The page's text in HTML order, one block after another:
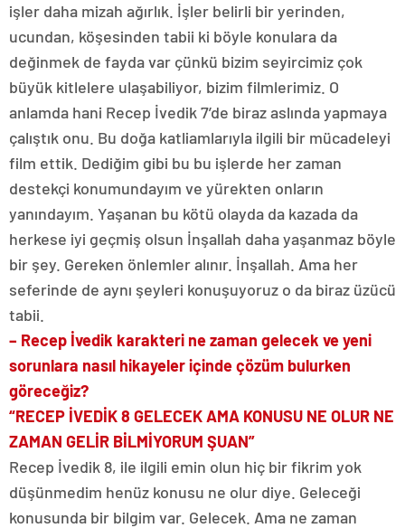
işler daha mizah ağırlık. İşler belirli bir yerinden,
ucundan, köşesinden tabii ki böyle konulara da
değinmek de fayda var çünkü bizim seyircimiz çok
büyük kitlelere ulaşabiliyor, bizim filmlerimiz. O
anlamda hani Recep İvedik 7’de biraz aslında yapmaya
çalıştık onu. Bu doğa katliamlarıyla ilgili bir mücadeleyi
film ettik. Dediğim gibi bu bu işlerde her zaman
destekçi konumundayım ve yürekten onların
yanındayım. Yaşanan bu kötü olayda da kazada da
herkese iyi geçmiş olsun İnşallah daha yaşanmaz böyle
bir şey. Gereken önlemler alınır. İnşallah. Ama her
seferinde de aynı şeyleri konuşuyoruz o da biraz üzücü
tabii.
– Recep İvedik karakteri ne zaman gelecek ve yeni
sorunlara nasıl hikayeler içinde çözüm bulurken
göreceğiz?
“RECEP İVEDİK 8 GELECEK AMA KONUSU NE OLUR NE
ZAMAN GELİR BİLMİYORUM ŞUAN”
Recep İvedik 8, ile ilgili emin olun hiç bir fikrim yok
düşünmedim henüz konusu ne olur diye. Geleceği
konusunda bir bilgim var. Gelecek. Ama ne zaman